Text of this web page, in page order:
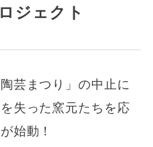
ジェクト
芸まつり」の中止に
失った窯元たちを応
始動！